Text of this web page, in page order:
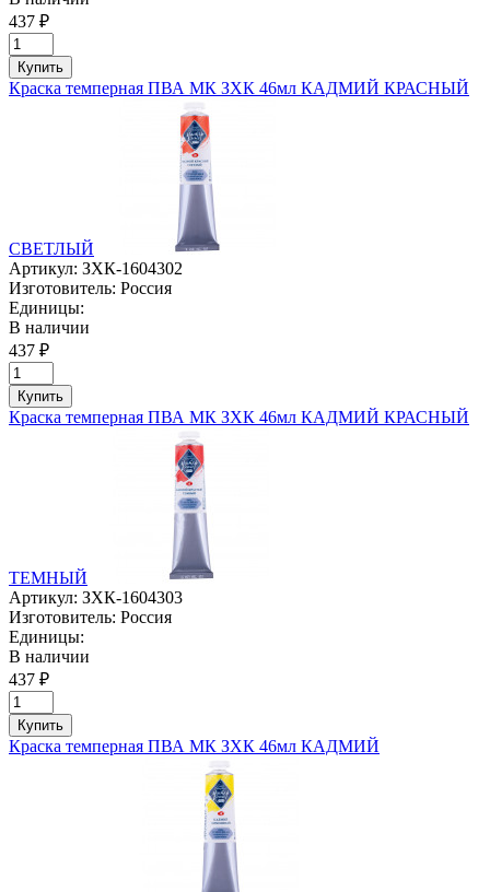
437 ₽
Купить
Краска темперная ПВА МК ЗХК 46мл КАДМИЙ КРАСНЫЙ
СВЕТЛЫЙ
Артикул: ЗХК-1604302
Изготовитель: Россия
Единицы:
В наличии
437 ₽
Купить
Краска темперная ПВА МК ЗХК 46мл КАДМИЙ КРАСНЫЙ
ТЕМНЫЙ
Артикул: ЗХК-1604303
Изготовитель: Россия
Единицы:
В наличии
437 ₽
Купить
Краска темперная ПВА МК ЗХК 46мл КАДМИЙ